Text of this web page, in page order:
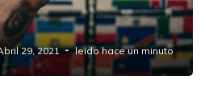
al Gobierno Federal
29, 2021 leido hace un minuto